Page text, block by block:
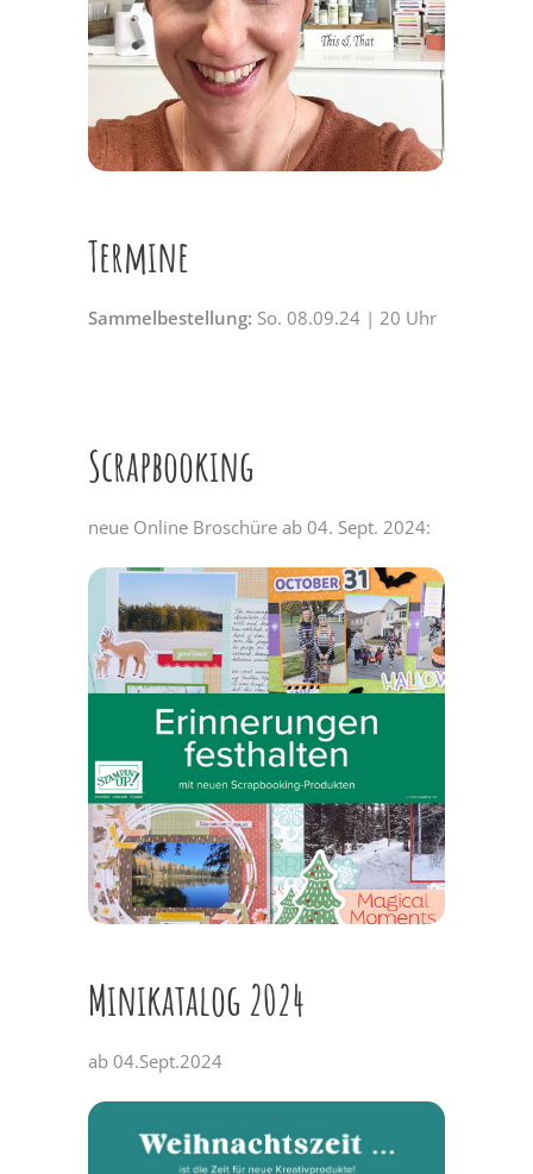
Termine
Sammelbestellung: So. 08.09.24 | 20 Uhr
Scrapbooking
neue Online Broschüre ab 04. Sept. 2024:
Minikatalog 2024
ab 04.Sept.2024